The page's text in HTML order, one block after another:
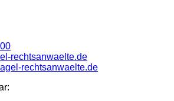
rechtsanwaelte.de
rechtsanwaelte.de